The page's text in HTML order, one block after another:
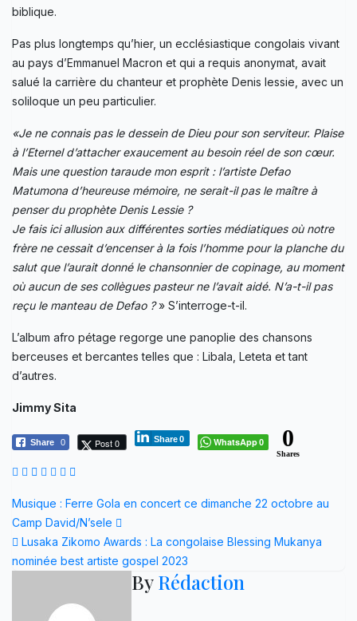
biblique.
Pas plus longtemps qu’hier, un ecclésiastique congolais vivant
au pays d’Emmanuel Macron et qui a requis anonymat, avait
salué la carrière du chanteur et prophète Denis lessie, avec un
soliloque un peu particulier.
«Je ne connais pas le dessein de Dieu pour son serviteur. Plaise
à l’Eternel d’attacher exaucement au besoin réel de son cœur.
Mais une question taraude mon esprit : l’artiste Defao
Matumona d’heureuse mémoire, ne serait-il pas le maître à
penser du prophète Denis Lessie ?
Je fais ici allusion aux différentes sorties médiatiques où notre
frère ne cessait d’encenser à la fois l’homme pour la planche du
salut que l’aurait donné le chansonnier de copinage, au moment
où aucun de ses collègues pasteur ne l’avait aidé. N’a-t-il pas
reçu le manteau de Defao ?» S’interroge-t-il.
L’album afro pétage regorge une panoplie des chansons
berceuses et bercantes telles que : Libala, Leteta et tant
d’autres.
Jimmy Sita
Share 0 Post 0 Share0 WhatsApp0 0
Shares
Navigation
de
l’article
Musique : Ferre Gola en concert ce dimanche 22 octobre au
Camp David/N’sele
Lusaka Zikomo Awards : La congolaise Blessing Mukanya
nominée best artiste gospel 2023
ByRédaction